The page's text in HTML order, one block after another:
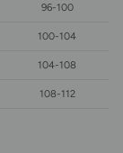
96-100
100-104
104-108
108-112